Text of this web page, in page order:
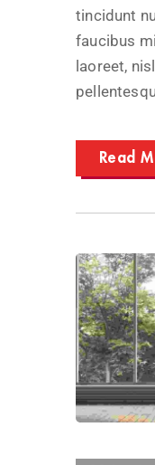
tincidunt
faucibus
laoreet,
Read
1227